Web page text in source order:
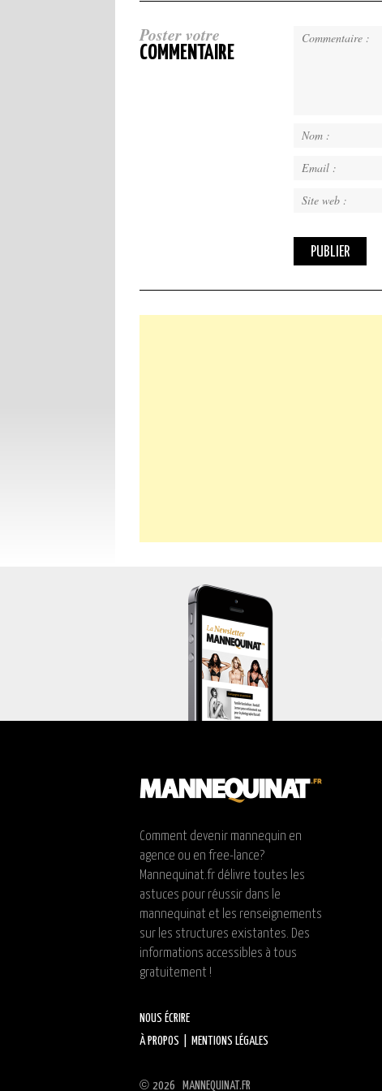
Poster votre
COMMENTAIRE
Comment devenir mannequin en
agence ou en free-lance?
Mannequinat.fr délivre toutes les
astuces pour réussir dans le
mannequinat et les renseignements
sur les structures existantes. Des
informations accessibles à tous
gratuitement !
NOUS ÉCRIRE
À PROPOS
MENTIONS LÉGALES
© 2026 MANNEQUINAT.FR